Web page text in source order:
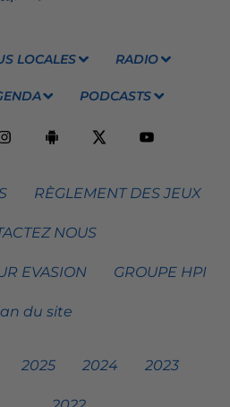
LOCALES RADIO
PODCASTS
RÈGLEMENT DES JEUX
NOUS
EVASION GROUPE HPI
du site
2025 2024 2023